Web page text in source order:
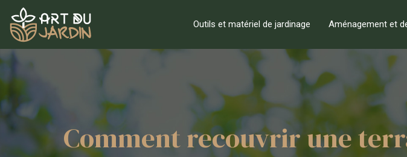
Outils et matériel de jardinage Aménagement et
Comment recouvrir une